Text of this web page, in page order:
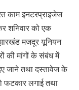
काम इनटरप्राइजेज
शनिवार को एक
झारखंड मजदूर यूनियन
की मांगों के संबंध में
जाने तथा दस्तावेज के
फटकार लगाई तथा